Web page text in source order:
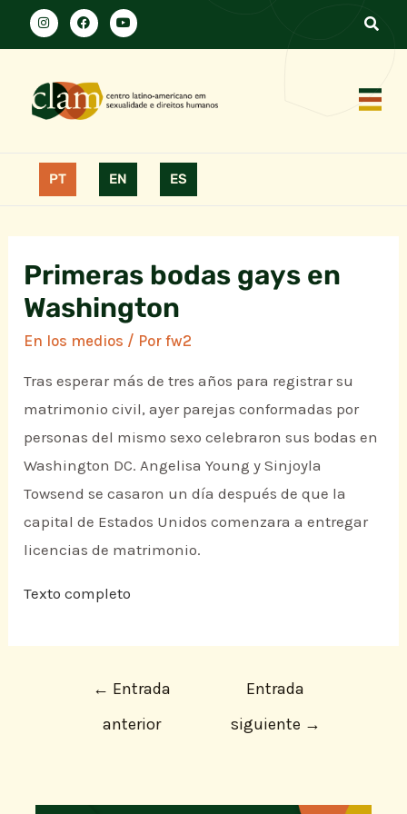
PT EN ES
Primeras bodas gays en
Washington
En los medios / Porfw2
Tras esperar más de tres años para registrar su
matrimonio civil, ayer parejas conformadas por
personas del mismo sexo celebraron sus bodas en
Washington DC. Angelisa Young y Sinjoyla
Towsend se casaron un día después de que la
capital de Estados Unidos comenzara a entregar
licencias de matrimonio.
Texto completo
← Entrada
anterior
Entrada
siguiente →